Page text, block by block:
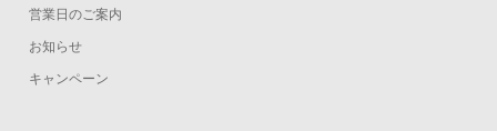
営業日のご案内
お知らせ
キャンペーン